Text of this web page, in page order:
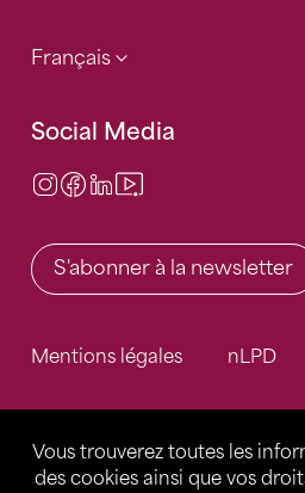
Vous trouverez toutes les
des cookies ainsi que vos
Français
Social Media
Instagram
Facebook
LinkedIn
S'abonner à la newsletter
Mentions légales nLPD